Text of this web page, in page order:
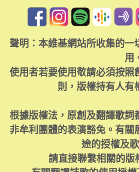
聲明：本維基網站所收集的
用
使用者若要使用敬請必須按
則，版權持有人有
根據版權法，原創及翻譯歌
非牟利團體的表演豁免。有關
途的授權及
請直接聯繫相關的版